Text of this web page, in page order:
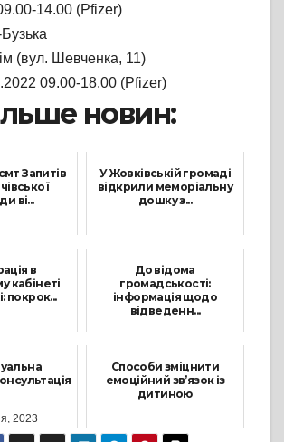
14.00 (Pfizer)
(вул. Шевченка, 11)
09.00-18.00 (Pfizer)
новин:
Запитів
ві...
У Жовківській громаді
відкрили меморіальну
дошку з...
в
кабінеті
покрок...
До відома
громадськості:
інформація щодо
відведенн...
2023
Способи зміцнити
емоційний зв’язок із
дитиною
5 Березня, 2026